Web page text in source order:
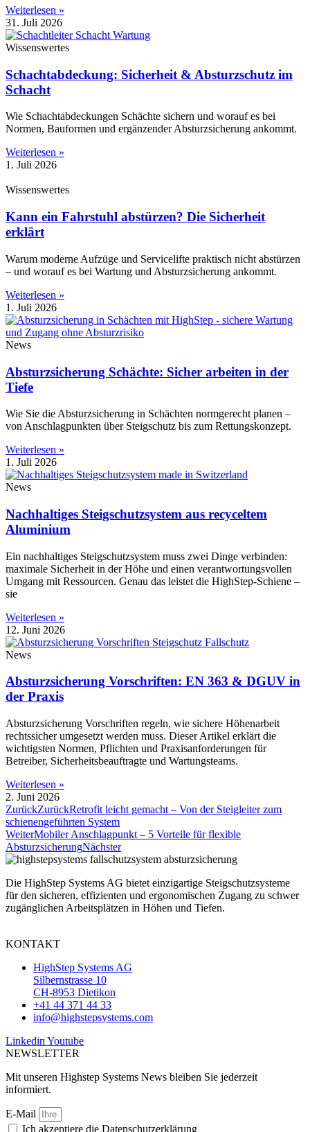
Weiterlesen »
31. Juli 2026
Wissenswertes
Schachtabdeckung: Sicherheit & Absturzschutz im
Schacht
Wie Schachtabdeckungen Schächte sichern und worauf es bei
Normen, Bauformen und ergänzender Absturzsicherung ankommt.
Weiterlesen »
1. Juli 2026
Wissenswertes
Kann ein Fahrstuhl abstürzen? Die Sicherheit
erklärt
Warum moderne Aufzüge und Servicelifte praktisch nicht abstürzen
– und worauf es bei Wartung und Absturzsicherung ankommt.
Weiterlesen »
1. Juli 2026
News
Absturzsicherung Schächte: Sicher arbeiten in der
Tiefe
Wie Sie die Absturzsicherung in Schächten normgerecht planen –
von Anschlagpunkten über Steigschutz bis zum Rettungskonzept.
Weiterlesen »
1. Juli 2026
News
Nachhaltiges Steigschutzsystem aus recyceltem
Aluminium
Ein nachhaltiges Steigschutzsystem muss zwei Dinge verbinden:
maximale Sicherheit in der Höhe und einen verantwortungsvollen
Umgang mit Ressourcen. Genau das leistet die HighStep-Schiene –
sie
Weiterlesen »
12. Juni 2026
News
Absturzsicherung Vorschriften: EN 363 & DGUV in
der Praxis
Absturzsicherung Vorschriften regeln, wie sichere Höhenarbeit
rechtssicher umgesetzt werden muss. Dieser Artikel erklärt die
wichtigsten Normen, Pflichten und Praxisanforderungen für
Betreiber, Sicherheitsbeauftragte und Wartungsteams.
Weiterlesen »
2. Juni 2026
ZurückZurückRetrofit leicht gemacht – Von der Steigleiter zum
schienengeführten System
WeiterMobiler Anschlagpunkt – 5 Vorteile für flexible
AbsturzsicherungNächster
Die HighStep Systems AG bietet einzigartige Steigschutzsysteme
für den sicheren, effizienten und ergonomischen Zugang zu schwer
zugänglichen Arbeitsplätzen in Höhen und Tiefen.
KONTAKT
HighStep Systems AG
Silbernstrasse 10
CH-8953 Dietikon
+41 44 371 44 33
info@highstepsystems.com
Linkedin Youtube
NEWSLETTER
Mit unseren Highstep Systems News bleiben Sie jederzeit
informiert.
E-Mail
Ich akzeptiere die Datenschutzerklärung